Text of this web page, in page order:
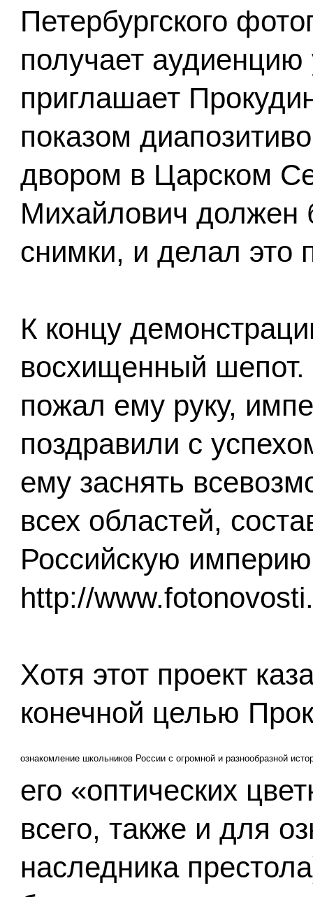
Петербургского
получает
приглашает
показом
двором в Царском
Михайлович должен
снимки, и делал это
К концу
восхищенный
пожал ему руку,
поздравили с
ему заснять
всех областей,
Российскую
http://
Хотя этот проект
конечной целью
ознакомление школьников России с огромной и разнообразной
его «оптических
всего, также и для
наследника